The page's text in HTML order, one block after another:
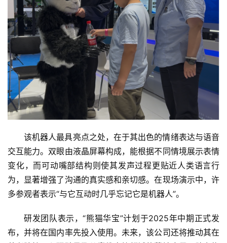
首
页
资
讯
商
业
该机器人最具亮点之处，在于其出色的情绪表达与语音
交互能力。双眼由液晶屏幕构成，能根据不同情境展示表情
变化，而可动嘴部结构则使其发声过程更贴近人类语言行
为，显著增强了沟通的真实感和亲切感。在现场演示中，许
多参观者表示“与它互动时几乎忘记它是机器人”。
研发团队表示，“熊猫华宝”计划于2025年中期正式发
布，并将在国内率先投入使用。未来，该公司还将推动其在